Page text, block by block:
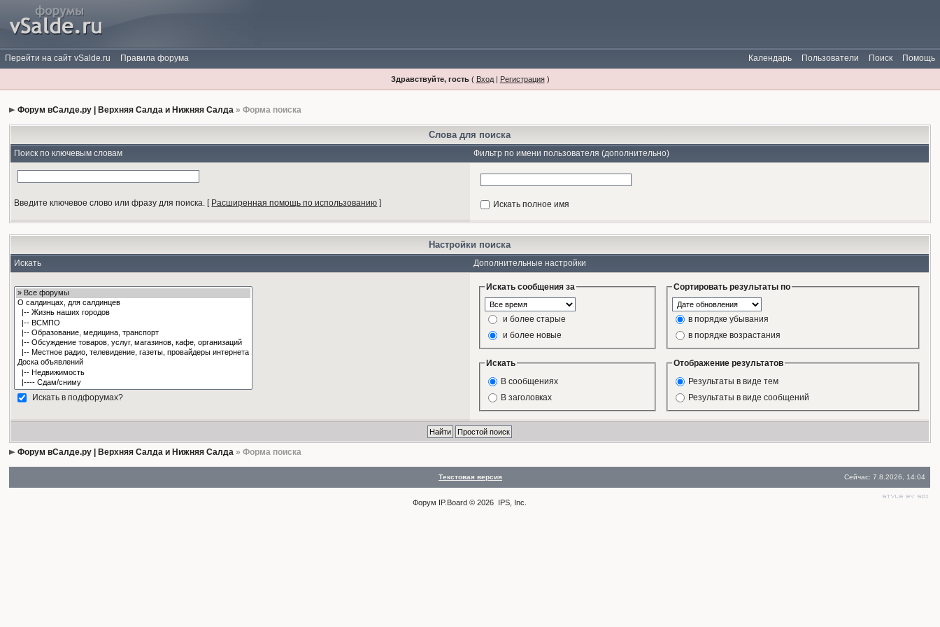
Перейти на сайт vSalde.ru Правила форума Помощь
Поиск
Пользователи
Календарь
Здравствуйте, гость( Вход| Регистрация)
Форум вСалде.ру | Верхняя Салда и Нижняя Салда » Форма поиска
Слова для поиска
Поиск по ключевым словам Фильтр по имени пользователя (дополнительно)
Введите ключевое слово или фразу для поиска. [ Расширенная помощь по использованию ] Искать полное имя
Настройки поиска
Искать Дополнительные настройки
Искать в подфорумах?
Искать сообщения за
и более старые
и более новые
Сортировать результаты по
в порядке убывания
в порядке возрастания
Искать
В сообщениях
В заголовках
Отображение результатов
Результаты в виде тем
Результаты в виде сообщений
Форум вСалде.ру | Верхняя Салда и Нижняя Салда » Форма поиска
Текстовая версия Сейчас: 7.8.2026, 14:04
Форум IP.Board © 2026 IPS, Inc